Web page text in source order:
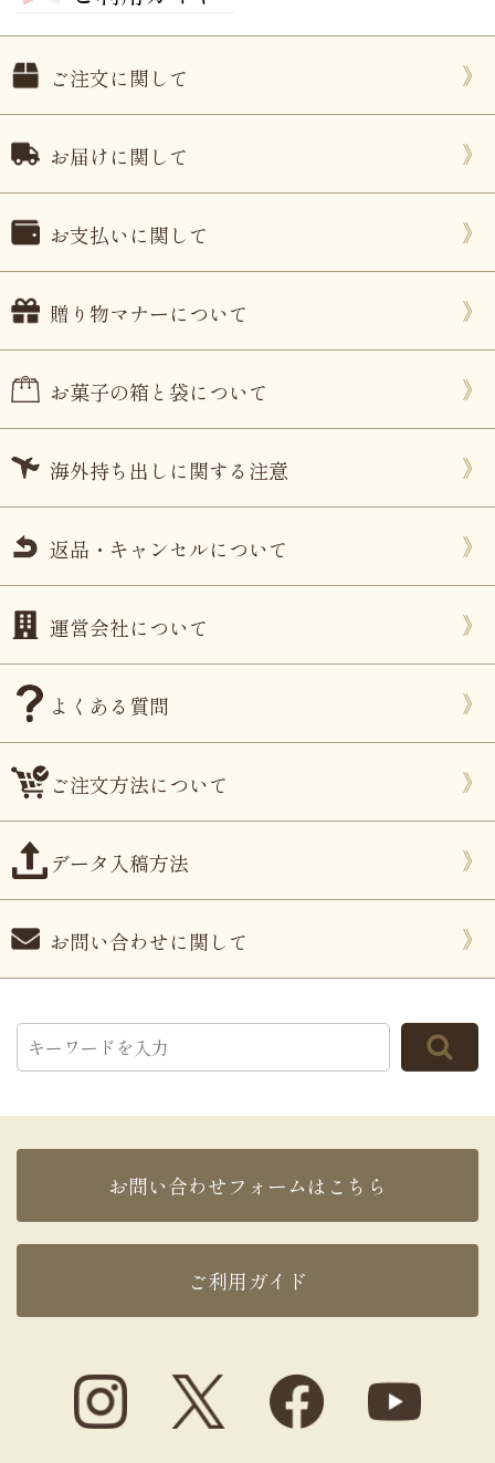
ご注文に関して
お届けに関して
お支払いに関して
贈り物マナーについて
お菓子の箱と袋について
海外持ち出しに関する注意
返品・キャンセルについて
運営会社について
よくある質問
ご注文方法について
データ入稿方法
お問い合わせに関して
お問い合わせフォームはこちら
ご利用ガイド